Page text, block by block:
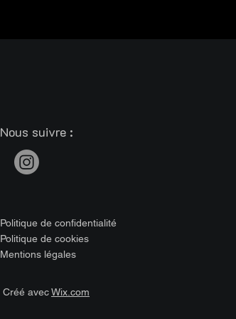
Nous suivre :
Politique de confidentialité
Politique de cookies
Mentions légales
Créé avecWix.com